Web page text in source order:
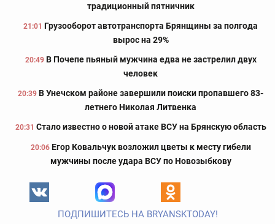
традиционный пятничник
21:01 Грузооборот автотранспорта Брянщины за полгода
вырос на 29%
20:49 В Почепе пьяный мужчина едва не застрелил двух
человек
20:39 В Унечском районе завершили поиски пропавшего 83-
летнего Николая Литвенка
20:31 Стало известно о новой атаке ВСУ на Брянскую область
20:06 Егор Ковальчук возложил цветы к месту гибели
мужчины после удара ВСУ по Новозыбкову
ПОДПИШИТЕСЬ НА BRYANSKTODAY!